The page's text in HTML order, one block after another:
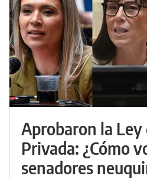
Aprobaron la Ley
Privada: ¿Cómo
senadores